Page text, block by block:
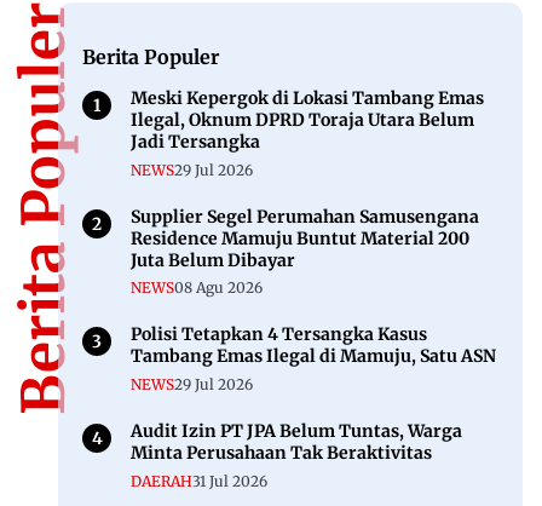
Berita PopulerBerita Populer
Meski Kepergok di Lokasi Tambang Emas
Ilegal, Oknum DPRD Toraja Utara Belum
Jadi Tersangka
NEWS29 Jul 2026
Supplier Segel Perumahan Samusengana
Residence Mamuju Buntut Material 200
Juta Belum Dibayar
NEWS08 Agu 2026
Polisi Tetapkan 4 Tersangka Kasus
Tambang Emas Ilegal di Mamuju, Satu ASN
NEWS29 Jul 2026
Audit Izin PT JPA Belum Tuntas, Warga
Minta Perusahaan Tak Beraktivitas
DAERAH31 Jul 2026